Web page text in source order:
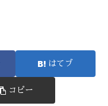
はてブ
コピー